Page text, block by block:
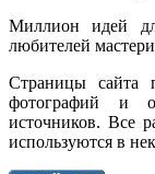
Миллион идей
любителей
Страницы сайта
фотографий и
источников. Все
используются в